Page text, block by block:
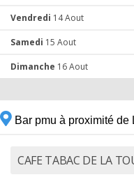
Vendredi 14 Aout
Samedi 15 Aout
Dimanche 16 Aout
Bar pmu à proximité
CAFE TABAC DE LA